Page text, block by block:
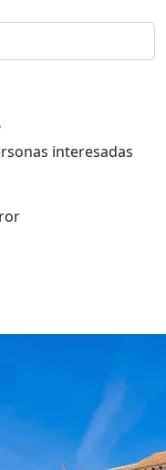
interesadas